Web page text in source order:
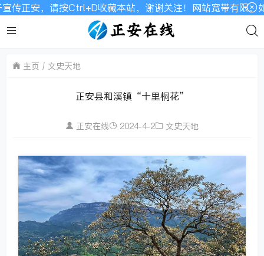
安，请按Ctrl+D收藏本站，谢谢关注！网站宽带有限，如显
主页 文史天地
正安县和溪镇“十里桐花”
正安在线 2024-4-2 文史天地